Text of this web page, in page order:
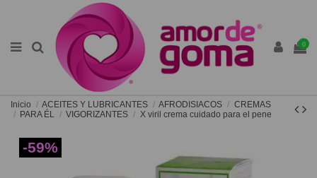
0
Inicio ACEITES Y LUBRICANTES AFRODISIACOS
CREMAS
PARA ÉL
VIGORIZANTES X viril crema cuidado para el pene
-59%